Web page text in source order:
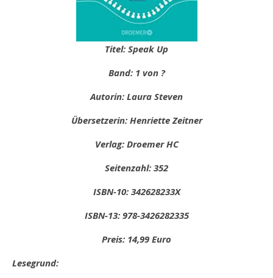
Titel: Speak Up
Band: 1 von ?
Autorin: Laura Steven
Übersetzerin: Henriette Zeitner
Verlag: Droemer HC
Seitenzahl: 352
ISBN-10: 342628233X
ISBN-13: 978-3426282335
Preis: 14,99 Euro
Lesegrund: